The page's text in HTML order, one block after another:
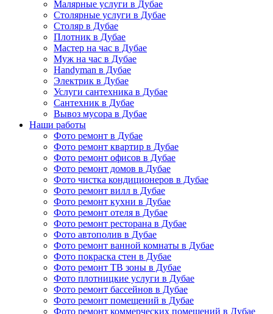
Малярные услуги в Дубае
Столярные услуги в Дубае
Столяр в Дубае
Плотник в Дубае
Мастер на час в Дубае
Муж на час в Дубае
Handyman в Дубае
Электрик в Дубае
Услуги сантехника в Дубае
Сантехник в Дубае
Вывоз мусора в Дубае
Наши работы
Фото ремонт в Дубае
Фото ремонт квартир в Дубае
Фото ремонт офисов в Дубае
Фото ремонт домов в Дубае
Фото чистка кондиционеров в Дубае
Фото ремонт вилл в Дубае
Фото ремонт кухни в Дубае
Фото ремонт отеля в Дубае
Фото ремонт ресторана в Дубае
Фото автополив в Дубае
Фото ремонт ванной комнаты в Дубае
Фото покраска стен в Дубае
Фото ремонт ТВ зоны в Дубае
Фото плотницкие услуги в Дубае
Фото ремонт бассейнов в Дубае
Фото ремонт помещений в Дубае
Фото ремонт коммерческих помещений в Дубае